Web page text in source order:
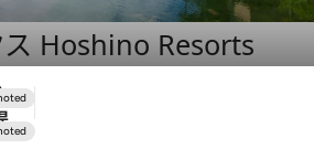
Hoshino Resorts